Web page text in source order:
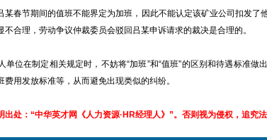
春节期间的值班不能界定为加班，因此不能认定该矿业公司扣发了
不合理，劳动争议仲裁委员会驳回吕某申诉请求的裁决是合理的。
位在制定相关规定时，不妨将“加班”和“值班”的区别和待遇标准做
用发放标准等，从而避免出现类似的纠纷。
出处：“中华英才网《人力资源·HR经理人》”。否则视为侵权，追究法